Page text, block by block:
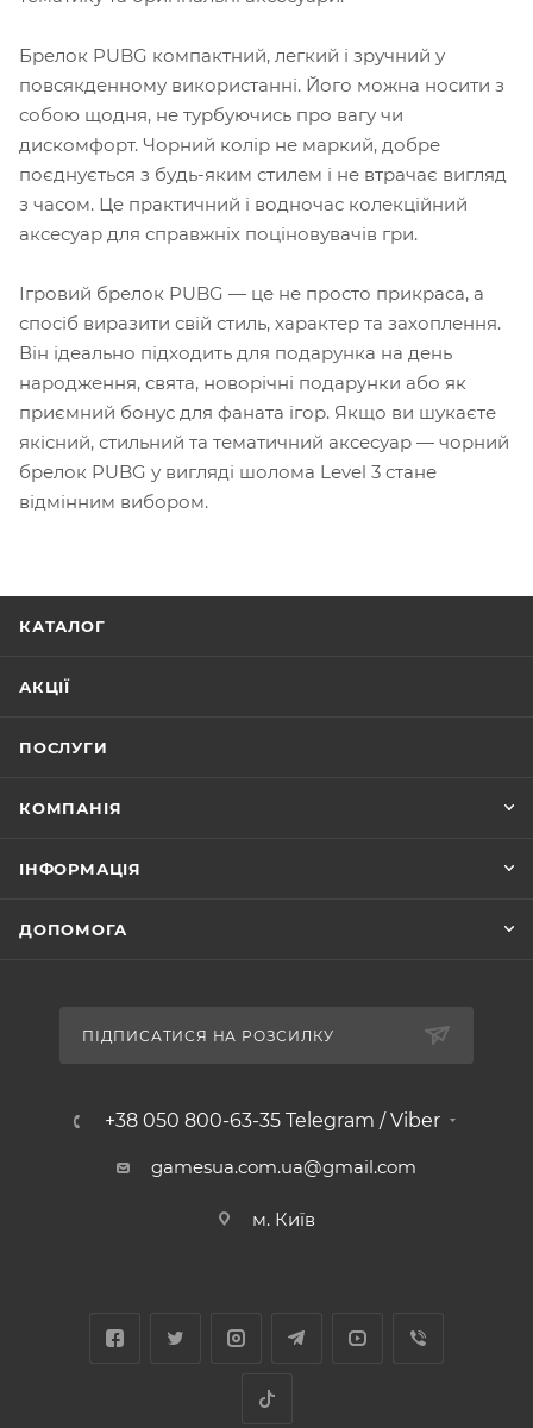
Брелок PUBG компактний, легкий і зручний у
повсякденному використанні. Його можна носити з
собою щодня, не турбуючись про вагу чи
дискомфорт. Чорний колір не маркий, добре
поєднується з будь-яким стилем і не втрачає вигляд
з часом. Це практичний і водночас колекційний
аксесуар для справжніх поціновувачів гри.
Ігровий брелок PUBG — це не просто прикраса, а
спосіб виразити свій стиль, характер та захоплення.
Він ідеально підходить для подарунка на день
народження, свята, новорічні подарунки або як
приємний бонус для фаната ігор. Якщо ви шукаєте
якісний, стильний та тематичний аксесуар — чорний
брелок PUBG у вигляді шолома Level 3 стане
відмінним вибором.
КАТАЛОГ
АКЦІЇ
ПОСЛУГИ
КОМПАНІЯ
ІНФОРМАЦІЯ
ДОПОМОГА
ПІДПИСАТИСЯ НА РОЗСИЛКУ
+38 050 800-63-35 Telegram / Viber
gamesua.com.ua@gmail.com
м. Київ